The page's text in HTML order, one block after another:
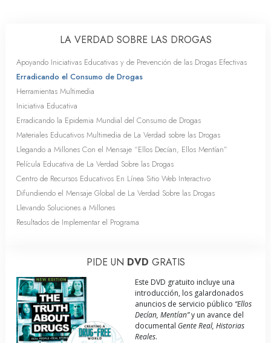
LA VERDAD SOBRE LAS DROGAS
Apoyando Iniciativas Educativas y de Prevención de las Drogas Efectivas
Erradicando el Consumo de Drogas
Herramientas Multimedia
Iniciativa Educativa
Erradicando la Epidemia Mundial del Consumo de Drogas
Materiales Educativos Multimedia de La Verdad sobre las Drogas
Llegando a Millones Con el Mensaje “Ellos Decían, Ellos Mentían”
Película Educativa de La Verdad Sobre las Drogas
Centro de Recursos Educativos En Línea Sitio Web Interactivo
Difundiendo el Mensaje Global de La Verdad Sobre las Drogas
Llevando Soluciones a Millones
Resultados de Implementar el Programa
PIDE UN DVD GRATIS
Este DVD gratuito incluye una
introducción, los galardonados
anuncios de servicio público “Ellos
Decían, Mentían”y un avance del
documental Gente Real, Historias
Reales.